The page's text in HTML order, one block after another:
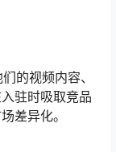
的视频内容、
驻时吸取竞品
差异化。